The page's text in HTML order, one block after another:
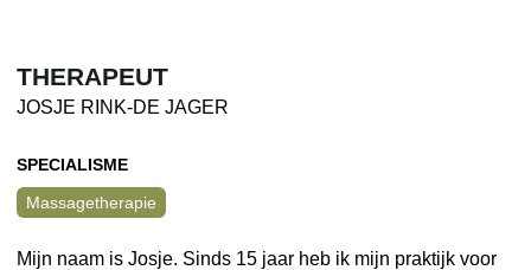
THERAPEUT
JOSJE RINK-DE JAGER
SPECIALISME
Massagetherapie
Mijn naam is Josje. Sinds 15 jaar heb ik mijn praktijk voor